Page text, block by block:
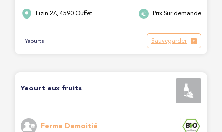
Lizin 2A, 4590 Ouffet Prix Sur demande
Yaourts Sauvegarder
Yaourt aux fruits
Ferme Demoitié